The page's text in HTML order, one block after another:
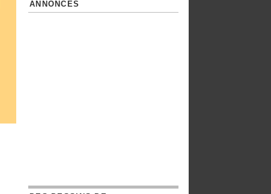
ANNONCES